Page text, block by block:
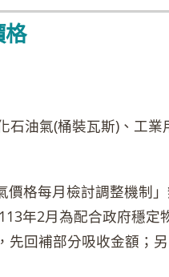
格
油氣(桶裝瓦斯)、工業
格每月檢討調整機制」
年2月為配合政府穩定
回補部分吸收金額；